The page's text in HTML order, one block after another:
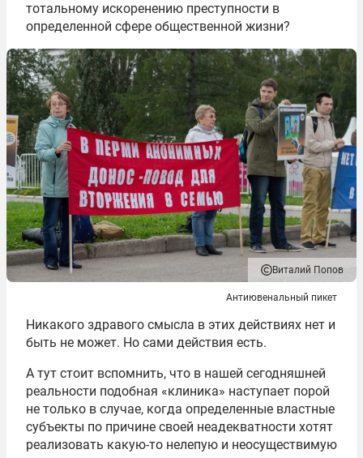
тотальному искоренению преступности в
определенной сфере общественной жизни?
Виталий Попов
Антиювенальный пикет
Никакого здравого смысла в этих действиях нет и
быть не может. Но сами действия есть.
А тут стоит вспомнить, что в нашей сегодняшней
реальности подобная «клиника» наступает порой
не только в случае, когда определенные властные
субъекты по причине своей неадекватности хотят
реализовать какую-то нелепую и неосуществимую